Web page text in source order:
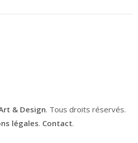
& Design. Tous droits réservés.
légales. Contact.